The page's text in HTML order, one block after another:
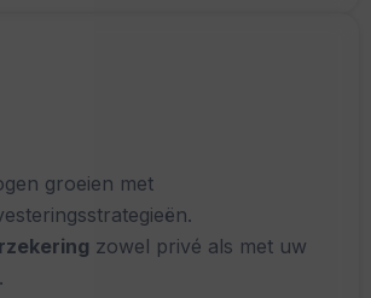
groeien met
zowel privé als met uw